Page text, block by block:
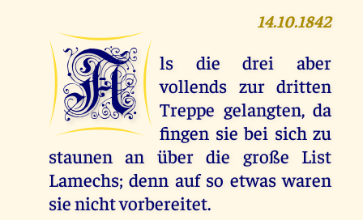
14.10.1842
A
ls die drei aber
vollends zur dritten
Treppe gelangten, da
fingen sie bei sich zu
staunen an über die große List
Lamechs; denn auf so etwas waren
sie nicht vorbereitet.